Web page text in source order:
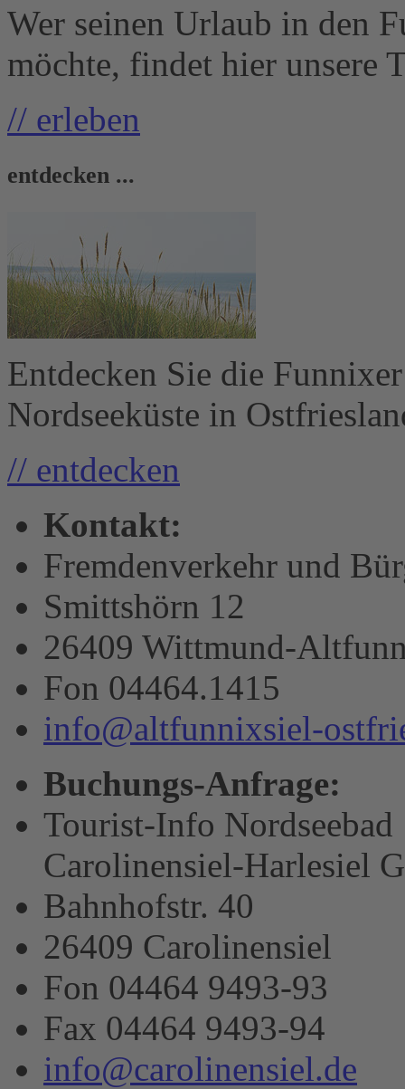
Wer seinen Urlaub in den
möchte, findet hier
// erleben
entdecken ...
Entdecken Sie die
Nordseeküste in
// entdecken
Kontakt:
Fremdenverkehr und
Smittshörn 12
26409 Wittmund-
Fon 04464.1415
info@altfunnixsiel-
Buchungs-Anfrage:
Tourist-Info Nordseebad
Carolinensiel-Harlesiel
Bahnhofstr. 40
26409 Carolinensiel
Fon 04464 9493-93
Fax 04464 9493-94
info@carolinensiel.de